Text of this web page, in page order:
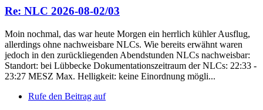
Re: NLC 2026-08-02/03
Moin nochmal, das war heute Morgen ein herrlich kühler Ausflug,
allerdings ohne nachweisbare NLCs. Wie bereits erwähnt waren
jedoch in den zurückliegenden Abendstunden NLCs nachweisbar:
Standort: bei Lübbecke Dokumentationszeitraum der NLCs: 22:33 -
23:27 MESZ Max. Helligkeit: keine Einordnung mögli...
Rufe den Beitrag auf